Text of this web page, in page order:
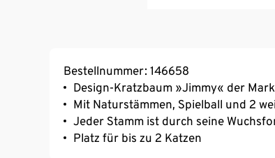
Bestellnummer: 146658
Design-Kratzbaum »Jimmy« der
Mit Naturstämmen, Spielball und 2
Jeder Stamm ist durch seine
Platz für bis zu 2 Katzen